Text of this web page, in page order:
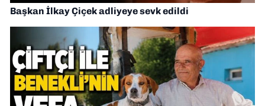
Başkan İlkay Çiçek adliyeye sevk edildi